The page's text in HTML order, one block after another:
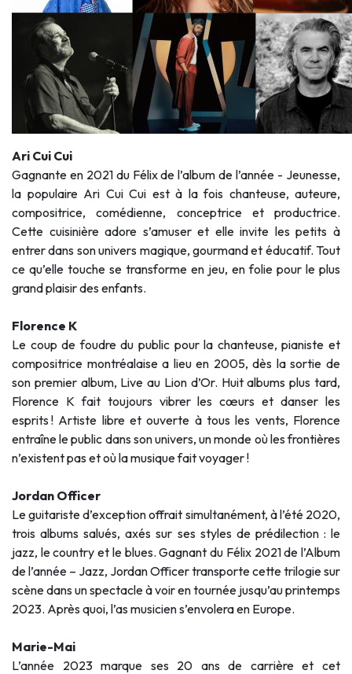
Ari Cui Cui
Gagnante en 2021 du Félix de l’album de l’année - Jeunesse,
la populaire Ari Cui Cui est à la fois chanteuse, auteure,
compositrice, comédienne, conceptrice et productrice.
Cette cuisinière adore s’amuser et elle invite les petits à
entrer dans son univers magique, gourmand et éducatif. Tout
ce qu’elle touche se transforme en jeu, en folie pour le plus
grand plaisir des enfants.
Florence K
Le coup de foudre du public pour la chanteuse, pianiste et
compositrice montréalaise a lieu en 2005, dès la sortie de
son premier album, Live au Lion d’Or. Huit albums plus tard,
Florence K fait toujours vibrer les cœurs et danser les
esprits ! Artiste libre et ouverte à tous les vents, Florence
entraîne le public dans son univers, un monde où les frontières
n’existent pas et où la musique fait voyager !
Jordan Officer
Le guitariste d’exception offrait simultanément, à l’été 2020,
trois albums salués, axés sur ses styles de prédilection : le
jazz, le country et le blues. Gagnant du Félix 2021 de l’Album
de l’année – Jazz, Jordan Officer transporte cette trilogie sur
scène dans un spectacle à voir en tournée jusqu’au printemps
2023. Après quoi, l’as musicien s’envolera en Europe.
Marie-Mai
L’année 2023 marque ses 20 ans de carrière et cet